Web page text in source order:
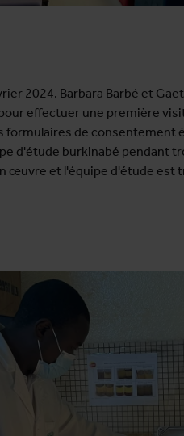
2024. Barbara Barbé et
effectuer une première
de consentement
d'étude burkinabé pendant
œuvre et l'équipe d'étude est